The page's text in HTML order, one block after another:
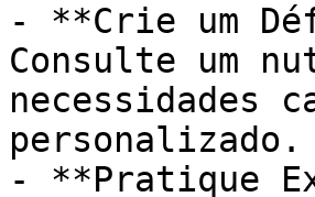
- **Crie um
Consulte um
necessidades
personalizado.
- **Pratique